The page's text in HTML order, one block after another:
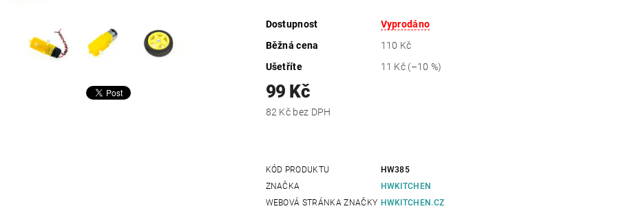
Dostupnost
Vyprodáno
Běžná cena
110 Kč
Ušetříte
11 Kč (–10 %)
99 Kč
82 Kč bez DPH
KÓD PRODUKTU
HW385
ZNAČKA
HWKITCHEN
WEBOVÁ STRÁNKA ZNAČKY HWKITCHEN.CZ